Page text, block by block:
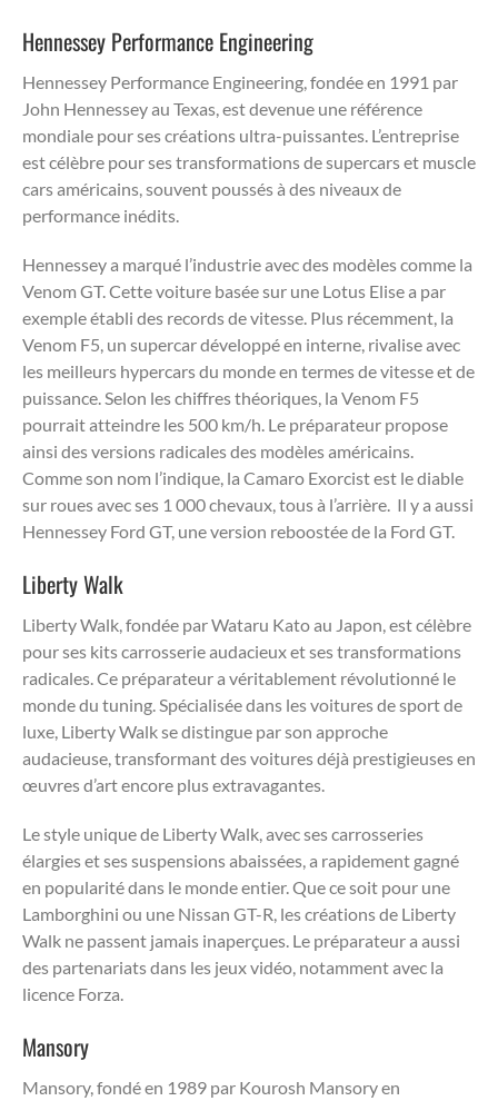
Hennessey Performance Engineering
Hennessey Performance Engineering, fondée en 1991 par
John Hennessey au Texas, est devenue une référence
mondiale pour ses créations ultra-puissantes. L’entreprise
est célèbre pour ses transformations de supercars et muscle
cars américains, souvent poussés à des niveaux de
performance inédits.
Hennessey a marqué l’industrie avec des modèles comme la
Venom GT. Cette voiture basée sur une Lotus Elise a par
exemple établi des records de vitesse. Plus récemment, la
Venom F5, un supercar développé en interne, rivalise avec
les meilleurs hypercars du monde en termes de vitesse et de
puissance. Selon les chiffres théoriques, la Venom F5
pourrait atteindre les 500 km/h. Le préparateur propose
ainsi des versions radicales des modèles américains.
Comme son nom l’indique, la Camaro Exorcist est le diable
sur roues avec ses 1 000 chevaux, tous à l’arrière. Il y a aussi
Hennessey Ford GT, une version reboostée de la Ford GT.
Liberty Walk
Liberty Walk, fondée par Wataru Kato au Japon, est célèbre
pour ses kits carrosserie audacieux et ses transformations
radicales. Ce préparateur a véritablement révolutionné le
monde du tuning. Spécialisée dans les voitures de sport de
luxe, Liberty Walk se distingue par son approche
audacieuse, transformant des voitures déjà prestigieuses en
œuvres d’art encore plus extravagantes.
Le style unique de Liberty Walk, avec ses carrosseries
élargies et ses suspensions abaissées, a rapidement gagné
en popularité dans le monde entier. Que ce soit pour une
Lamborghini ou une Nissan GT-R, les créations de Liberty
Walk ne passent jamais inaperçues. Le préparateur a aussi
des partenariats dans les jeux vidéo, notamment avec la
licence Forza.
Mansory
Mansory, fondé en 1989 par Kourosh Mansory en